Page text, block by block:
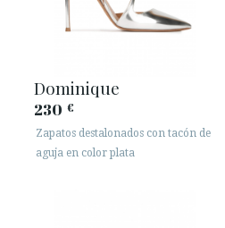
Dominique
230 €
Zapatos destalonados con tacón de
aguja en color plata